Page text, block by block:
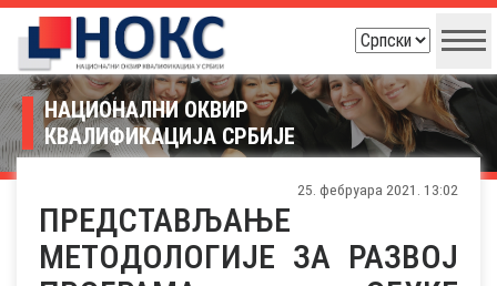
НАЦИОНАЛНИ ОКВИР
КВАЛИФИКАЦИЈА СРБИЈЕ
25. фебруара 2021. 13:02
ПРЕДСТАВЉАЊЕ
МЕТОДОЛОГИЈЕ ЗА РАЗВОЈ